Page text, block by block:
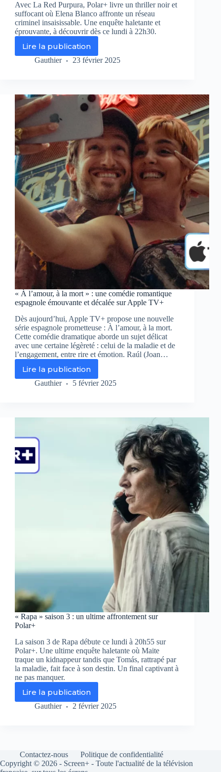
Avec La Red Purpura, Polar+ livre un thriller noir et
suffocant où Elena Blanco affronte un réseau
criminel insaisissable. Une enquête haletante et
éprouvante, à découvrir dès ce lundi à 22h30.
Lire la publication
La
Red
infernale
Polar+
Gauthier 23 février 2025
« À l’amour, à la mort » : une comédie romantique
espagnole émouvante et décalée sur Apple TV+
Dès aujourd’hui, Apple TV+ propose une nouvelle
série espagnole prometteuse : À l’amour, à la mort.
Cette comédie dramatique aborde un sujet délicat
avec une certaine légèreté : celui de la maladie et de
l’engagement, entre rire et émotion. Raúl (Joan…
Lire la publication
«
À
mort
Gauthier 5 février 2025
« Rapa » saison 3 : un ultime affrontement sur
Polar+
La saison 3 de Rapa débute ce lundi à 20h55 sur
Polar+. Une ultime enquête haletante où Maite
traque un kidnappeur tandis que Tomás, rattrapé par
la maladie, fait face à son destin. Un final captivant à
ne pas manquer.
Lire la publication
« Rapa »
saison
affrontement
sur
Gauthier 2 février 2025
Contactez-nous
Politique de confidentialité
Copyright © 2026 - Screen+ - Toute l'actualité de la télévision